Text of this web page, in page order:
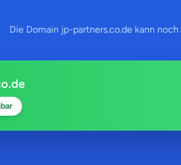
Die Domain jp-partners.co.de kann